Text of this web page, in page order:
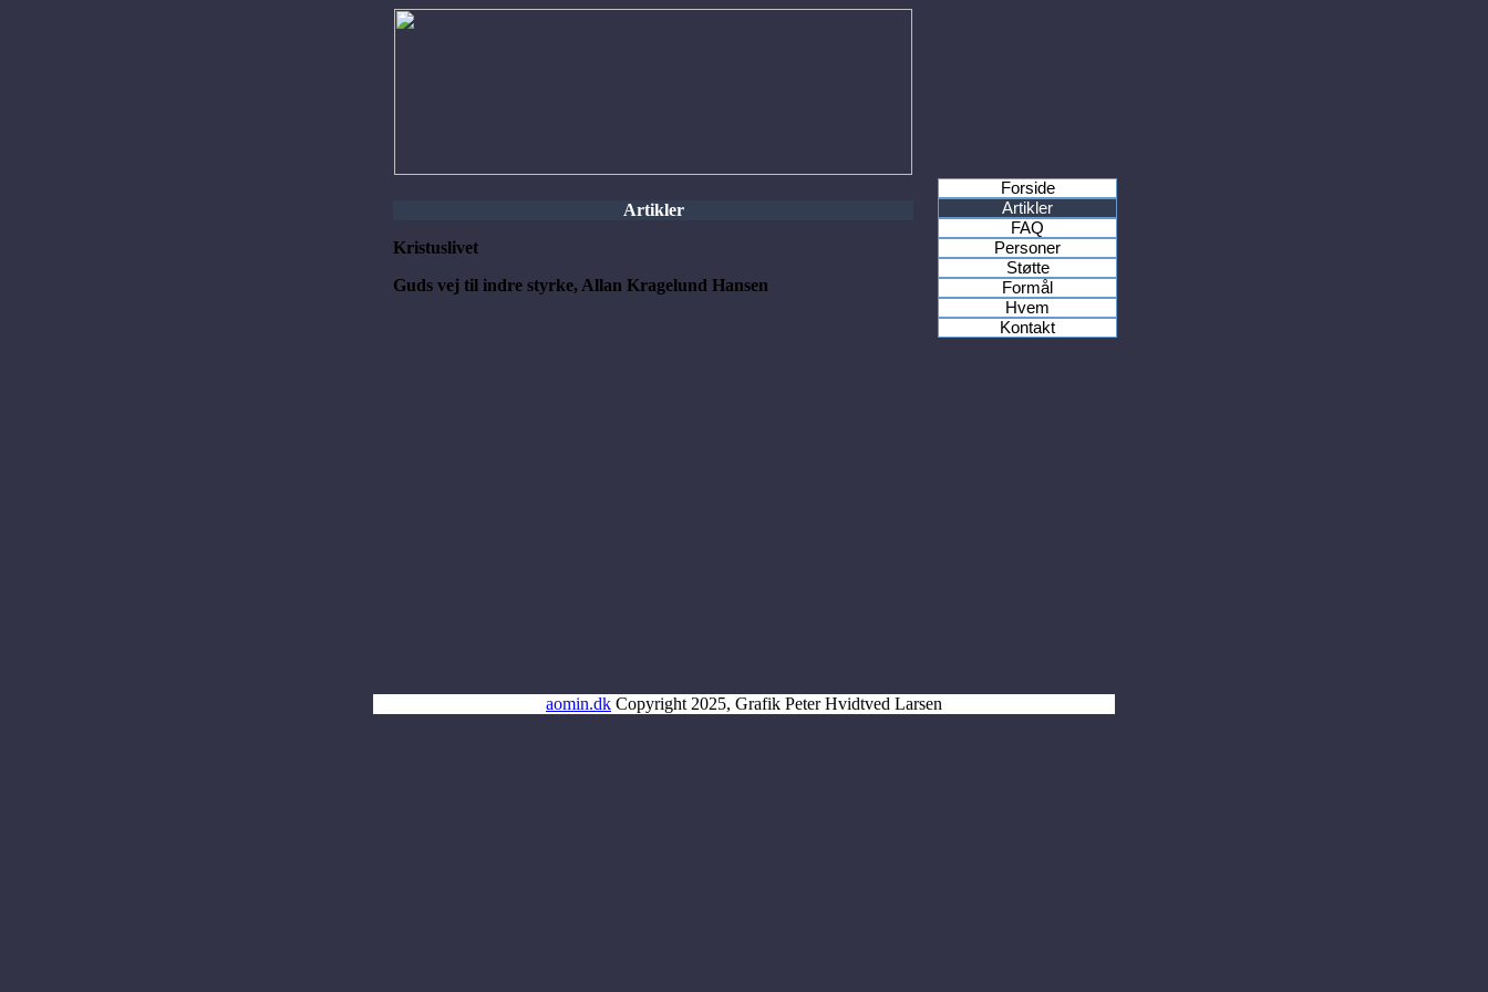
Artikler
Kristuslivet
Guds vej til indre styrke, Allan Kragelund Hansen
Forside
Artikler
FAQ
Personer
Støtte
Formål
Hvem
Kontakt
aomin.dk Copyright 2025, Grafik Peter Hvidtved Larsen